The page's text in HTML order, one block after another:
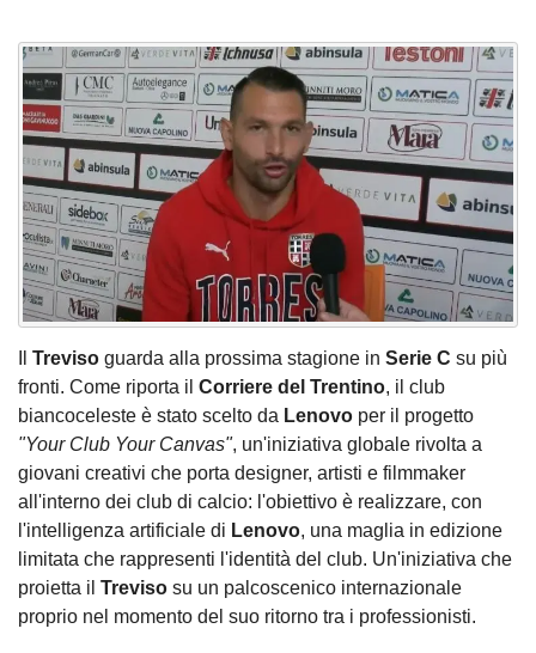
Treviso guarda alla prossima stagione in Serie C su più
fronti. Come riporta il Corriere del Trentino, il club
biancoceleste è stato scelto da Lenovo per il progetto
"Your Club Your Canvas", un'iniziativa globale rivolta a
giovani creativi che porta designer, artisti e filmmaker
all'interno dei club di calcio: l'obiettivo è realizzare, con
l'intelligenza artificiale di Lenovo, una maglia in edizione
limitata che rappresenti l'identità del club. Un'iniziativa che
proietta il Treviso su un palcoscenico internazionale
proprio nel momento del suo ritorno tra i professionisti.